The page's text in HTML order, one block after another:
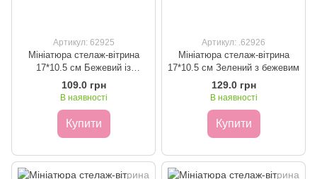
Артикул: 62925
Мініатюра стелаж-вітрина
17*10.5 см Бежевий із
зеленим
109.0 грн
В наявності
Купити
Артикул: .62926
Мініатюра стелаж-вітрина
17*10.5 см Зелений з бежевим
129.0 грн
В наявності
Купити